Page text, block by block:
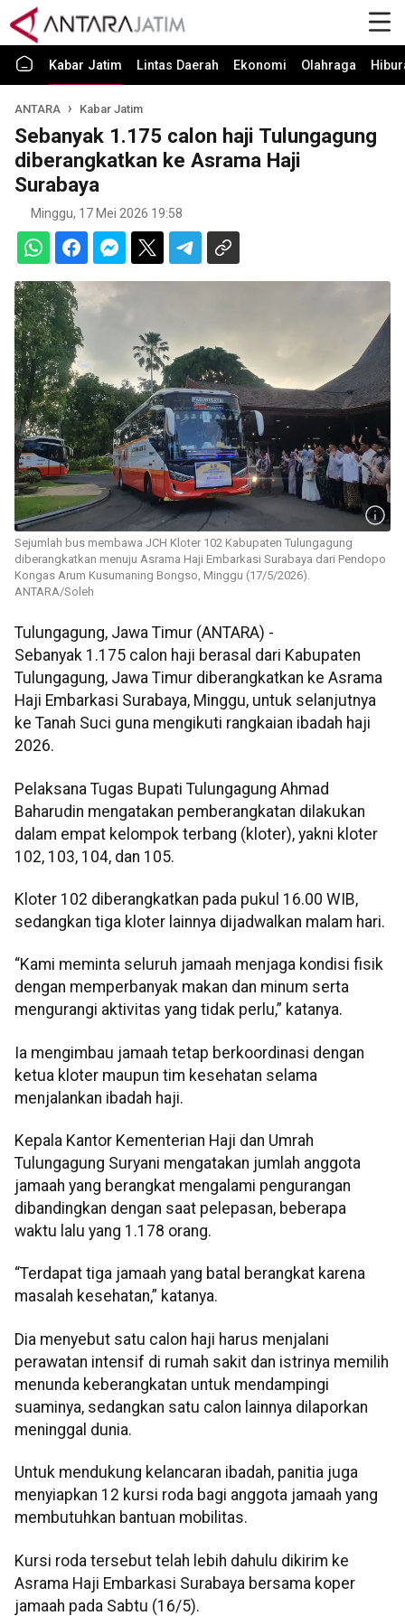
Kabar Jatim Lintas Daerah Ekonomi Olahraga
ANTARA Kabar Jatim
Sebanyak 1.175 calon haji Tulungagung
diberangkatkan ke Asrama Haji
Surabaya
Minggu, 17 Mei 2026 19:58
Sejumlah bus membawa JCH Kloter 102 Kabupaten Tulungagung
diberangkatkan menuju Asrama Haji Embarkasi Surabaya dari Pendopo
Kongas Arum Kusumaning Bongso, Minggu (17/5/2026).
ANTARA/Soleh
Tulungagung, Jawa Timur (ANTARA) -
Sebanyak 1.175 calon haji berasal dari Kabupaten
Tulungagung, Jawa Timur diberangkatkan ke Asrama
Haji Embarkasi Surabaya, Minggu, untuk selanjutnya
ke Tanah Suci guna mengikuti rangkaian ibadah haji
2026.
Pelaksana Tugas Bupati Tulungagung Ahmad
Baharudin mengatakan pemberangkatan dilakukan
dalam empat kelompok terbang (kloter), yakni kloter
102, 103, 104, dan 105.
Kloter 102 diberangkatkan pada pukul 16.00 WIB,
sedangkan tiga kloter lainnya dijadwalkan malam hari.
“Kami meminta seluruh jamaah menjaga kondisi fisik
dengan memperbanyak makan dan minum serta
mengurangi aktivitas yang tidak perlu,” katanya.
Ia mengimbau jamaah tetap berkoordinasi dengan
ketua kloter maupun tim kesehatan selama
menjalankan ibadah haji.
Kepala Kantor Kementerian Haji dan Umrah
Tulungagung Suryani mengatakan jumlah anggota
jamaah yang berangkat mengalami pengurangan
dibandingkan dengan saat pelepasan, beberapa
waktu lalu yang 1.178 orang.
“Terdapat tiga jamaah yang batal berangkat karena
masalah kesehatan,” katanya.
Dia menyebut satu calon haji harus menjalani
perawatan intensif di rumah sakit dan istrinya memilih
menunda keberangkatan untuk mendampingi
suaminya, sedangkan satu calon lainnya dilaporkan
meninggal dunia.
Untuk mendukung kelancaran ibadah, panitia juga
menyiapkan 12 kursi roda bagi anggota jamaah yang
membutuhkan bantuan mobilitas.
Kursi roda tersebut telah lebih dahulu dikirim ke
Asrama Haji Embarkasi Surabaya bersama koper
jamaah pada Sabtu (16/5).